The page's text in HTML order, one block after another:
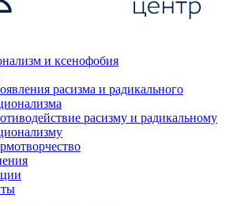
и ксенофобия
расизма и радикального
расизму и радикальному